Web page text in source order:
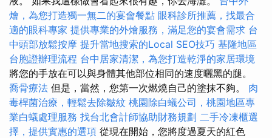
燴，為您打造獨一無二的宴會餐點 眼科診所推薦，找最合
適的眼科專家 提供專業的外燴服務，滿足您的宴會需求 台
中頭部放鬆按摩 提升當地搜索的Local SEO技巧 基隆地區
台胞證辦理流程 台中居家清潔，為您打造乾淨的家居環境
將您的手放在可以與身體其他部位相同的速度曬黑的腿。
喬骨療法 但是，當然，您第一次燃燒自己的塗抹不夠。 肉
毒桿菌治療，輕鬆去除皺紋 桃園除白蟻公司，桃園地區專
業白蟻處理服務 找台北會計師協助財務規劃 二手冷凍櫃選
擇，提供實惠的選項 從現在開始，您將度過夏天的紅色